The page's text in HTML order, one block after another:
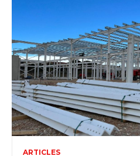
ARTICLES